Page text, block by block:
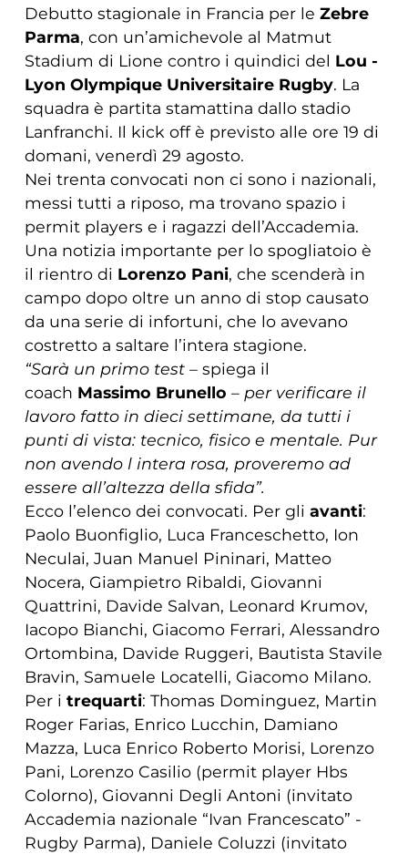
Debutto stagionale in Francia per le Zebre
Parma, con un’amichevole al Matmut
Stadium di Lione contro i quindici del Lou -
Lyon Olympique Universitaire Rugby. La
squadra è partita stamattina dallo stadio
Lanfranchi. Il kick off è previsto alle ore 19 di
domani, venerdì 29 agosto.
Nei trenta convocati non ci sono i nazionali,
messi tutti a riposo, ma trovano spazio i
permit players e i ragazzi dell’Accademia.
Una notizia importante per lo spogliatoio è
il rientro di Lorenzo Pani, che scenderà in
campo dopo oltre un anno di stop causato
da una serie di infortuni, che lo avevano
costretto a saltare l’intera stagione.
“Sarà un primo test – spiega il
coach Massimo Brunello –per verificare il
lavoro fatto in dieci settimane, da tutti i
punti di vista: tecnico, fisico e mentale. Pur
non avendo l intera rosa, proveremo ad
essere all’altezza della sfida”.
Ecco l’elenco dei convocati. Per gli avanti:
Paolo Buonfiglio, Luca Franceschetto, Ion
Neculai, Juan Manuel Pininari, Matteo
Nocera, Giampietro Ribaldi, Giovanni
Quattrini, Davide Salvan, Leonard Krumov,
Iacopo Bianchi, Giacomo Ferrari, Alessandro
Ortombina, Davide Ruggeri, Bautista Stavile
Bravin, Samuele Locatelli, Giacomo Milano.
Per i trequarti: Thomas Dominguez, Martin
Roger Farias, Enrico Lucchin, Damiano
Mazza, Luca Enrico Roberto Morisi, Lorenzo
Pani, Lorenzo Casilio (permit player Hbs
Colorno), Giovanni Degli Antoni (invitato
Accademia nazionale “Ivan Francescato” -
Rugby Parma), Daniele Coluzzi (invitato